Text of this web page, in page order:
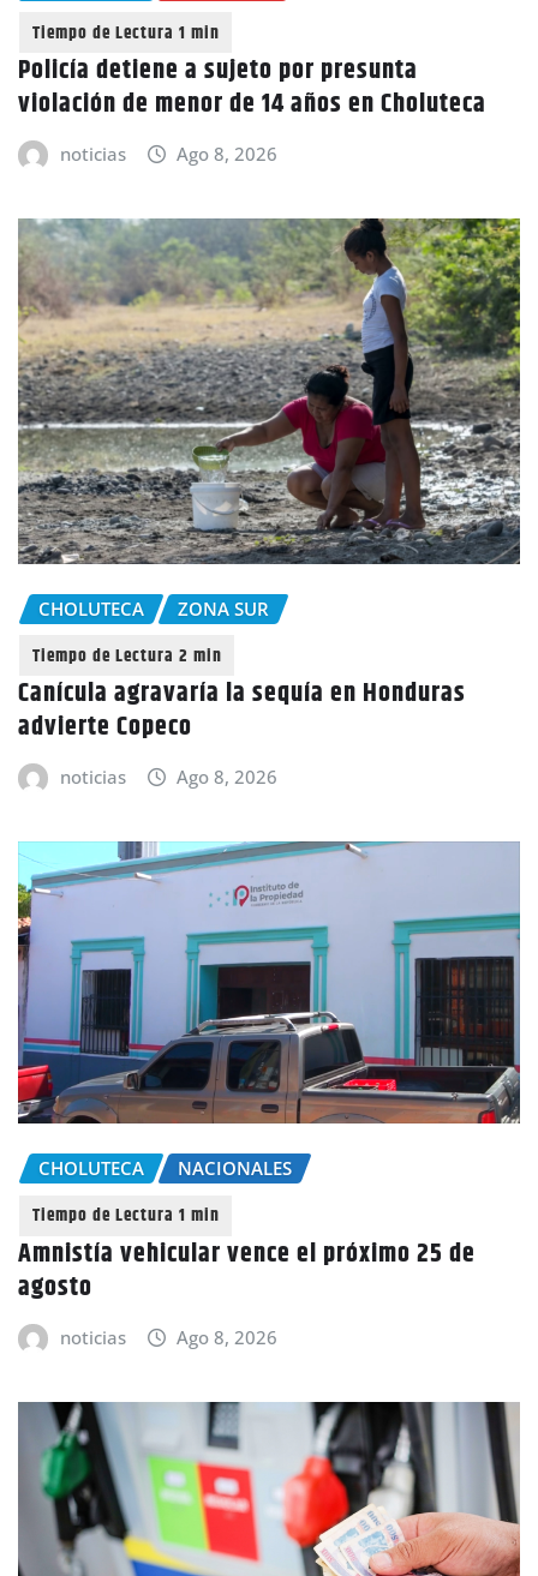
Policía detiene a sujeto por presunta
violación de menor de 14 años en Choluteca
noticias Ago 8, 2026
CHOLUTECA ZONA SUR
Canícula agravaría la sequía en Honduras
advierte Copeco
noticias Ago 8, 2026
CHOLUTECA NACIONALES
Amnistía vehicular vence el próximo 25 de
agosto
noticias Ago 8, 2026